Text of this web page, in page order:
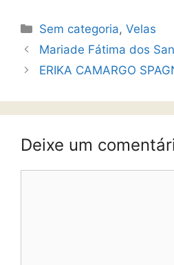
Sem categoria,Velas
Mariade Fátima dos
ERIKA CAMARGO
Deixe um